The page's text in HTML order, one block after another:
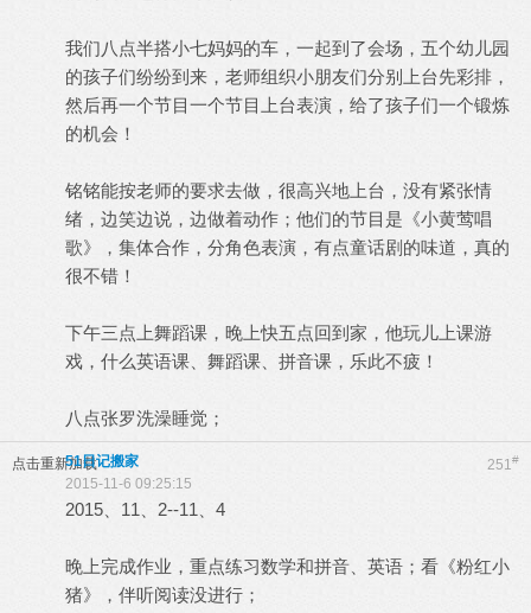
我们八点半搭小七妈妈的车，一起到了会场，五个幼儿园
的孩子们纷纷到来，老师组织小朋友们分别上台先彩排，
然后再一个节目一个节目上台表演，给了孩子们一个锻炼
的机会！
铭铭能按老师的要求去做，很高兴地上台，没有紧张情
绪，边笑边说，边做着动作；他们的节目是《小黄莺唱
歌》，集体合作，分角色表演，有点童话剧的味道，真的
很不错！
下午三点上舞蹈课，晚上快五点回到家，他玩儿上课游
戏，什么英语课、舞蹈课、拼音课，乐此不疲！
八点张罗洗澡睡觉；
点击重新加载 251#
51日记搬家
2015-11-6 09:25:15
2015、11、2--11、4
晚上完成作业，重点练习数学和拼音、英语；看《粉红小
猪》，伴听阅读没进行；